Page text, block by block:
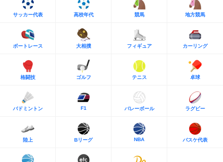
サッカー代表 高校年代 競馬 地方競馬
ボートレース 大相撲 フィギュア カーリング
格闘技 ゴルフ テニス 卓球
バドミントン F1 バレーボール ラグビー
陸上 Bリーグ NBA バスケ代表